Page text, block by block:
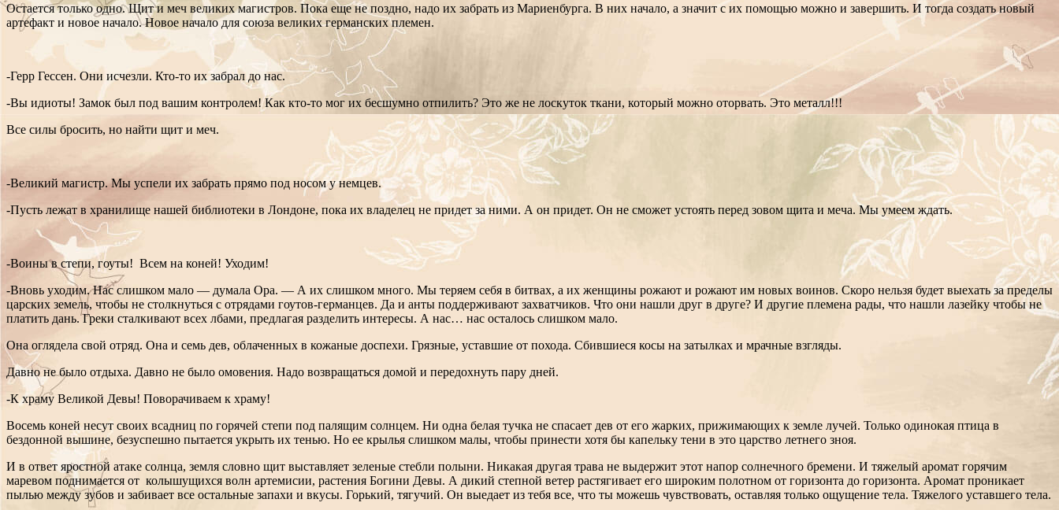
Остается только одно. Щит и меч великих магистров. Пока еще не поздно, надо их забрать из Мариенбурга. В них начало, а значит с их помощью можно и завершить. И тогда создать новый
артефакт и новое начало. Новое начало для союза великих германских племен.
-Герр Гессен. Они исчезли. Кто-то их забрал до нас.
-Вы идиоты! Замок был под вашим контролем! Как кто-то мог их бесшумно отпилить? Это же не лоскуток ткани, который можно оторвать. Это металл!!!
Все силы бросить, но найти щит и меч.
-Великий магистр. Мы успели их забрать прямо под носом у немцев.
-Пусть лежат в хранилище нашей библиотеки в Лондоне, пока их владелец не придет за ними. А он придет. Он не сможет устоять перед зовом щита и меча. Мы умеем ждать.
-Воины в степи, гоуты! Всем на коней! Уходим!
-Вновь уходим. Нас слишком мало — думала Ора. — А их слишком много. Мы теряем себя в битвах, а их женщины рожают и рожают им новых воинов. Скоро нельзя будет выехать за пределы
царских земель, чтобы не столкнуться с отрядами гоутов-германцев. Да и анты поддерживают захватчиков. Что они нашли друг в друге? И другие племена рады, что нашли лазейку чтобы не
платить дань. Греки сталкивают всех лбами, предлагая разделить интересы. А нас… нас осталось слишком мало.
Она оглядела свой отряд. Она и семь дев, облаченных в кожаные доспехи. Грязные, уставшие от похода. Сбившиеся косы на затылках и мрачные взгляды.
Давно не было отдыха. Давно не было омовения. Надо возвращаться домой и передохнуть пару дней.
-К храму Великой Девы! Поворачиваем к храму!
Восемь коней несут своих всадниц по горячей степи под палящим солнцем. Ни одна белая тучка не спасает дев от его жарких, прижимающих к земле лучей. Только одинокая птица в
бездонной вышине, безуспешно пытается укрыть их тенью. Но ее крылья слишком малы, чтобы принести хотя бы капельку тени в это царство летнего зноя.
И в ответ яростной атаке солнца, земля словно щит выставляет зеленые стебли полыни. Никакая другая трава не выдержит этот напор солнечного бремени. И тяжелый аромат горячим
маревом поднимается от колышущихся волн артемисии, растения Богини Девы. А дикий степной ветер растягивает его широким полотном от горизонта до горизонта. Аромат проникает
пылью между зубов и забивает все остальные запахи и вкусы. Горький, тягучий. Он выедает из тебя все, что ты можешь чувствовать, оставляя только ощущение тела. Тяжелого уставшего тела.